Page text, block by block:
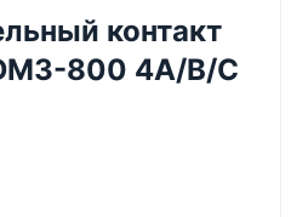
контакт
800 4A/B/C